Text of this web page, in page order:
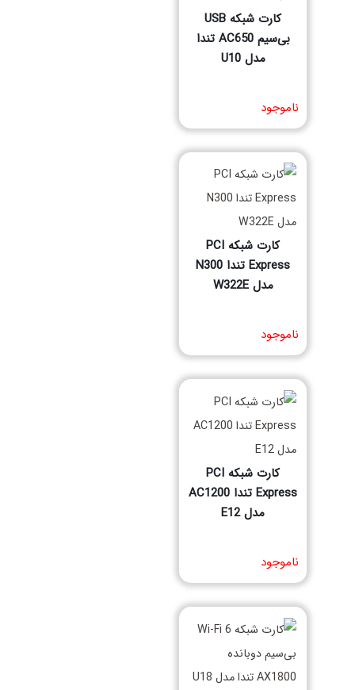
کارت شبکه USB
بی‌سیم AC650 تندا
مدل U10
ناموجود
مشخصات فنی محصول
کارت شبکه PCI
Express تندا N300
مدل W322E
ناموجود
مشخصات فنی محصول
کارت شبکه PCI
Express تندا AC1200
مدل E12
ناموجود
مشخصات فنی محصول